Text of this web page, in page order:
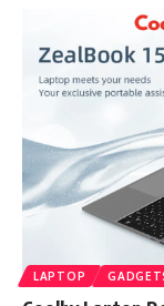
LAPTOP